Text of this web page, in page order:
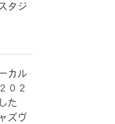
タジ
カル
０２
た
ズヴ